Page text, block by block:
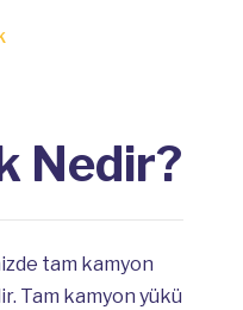
Nedir?
tam kamyon
Tam kamyon yükü